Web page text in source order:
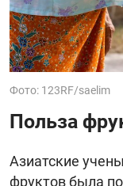
Фото: 123RF/saelim
Польза
Азиатские
фруктов была